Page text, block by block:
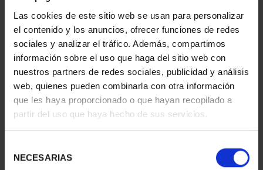
Las cookies de este sitio web se usan para personalizar
el contenido y los anuncios, ofrecer funciones de redes
sociales y analizar el tráfico. Además, compartimos
información sobre el uso que haga del sitio web con
nuestros partners de redes sociales, publicidad y análisis
web, quienes pueden combinarla con otra información
que les haya proporcionado o que hayan recopilado a
partir del uso que haya hecho de sus servicios.
NECESARIAS
PATRIMONIO
NACIONAL I - EL
73,00 €
PATRIMONIO
NACIONAL II - PALACIO